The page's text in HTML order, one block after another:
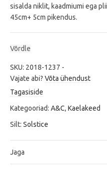
sisalda niklit, kaadmiumi ega
45cm+ 5cm pikendus.
Võrdle
SKU: 2018-1237 -
Vajate abi? Võta ühendust
Tagasiside
Kategooriad: A&C, Kaelakeed
Silt: Solstice
Jaga